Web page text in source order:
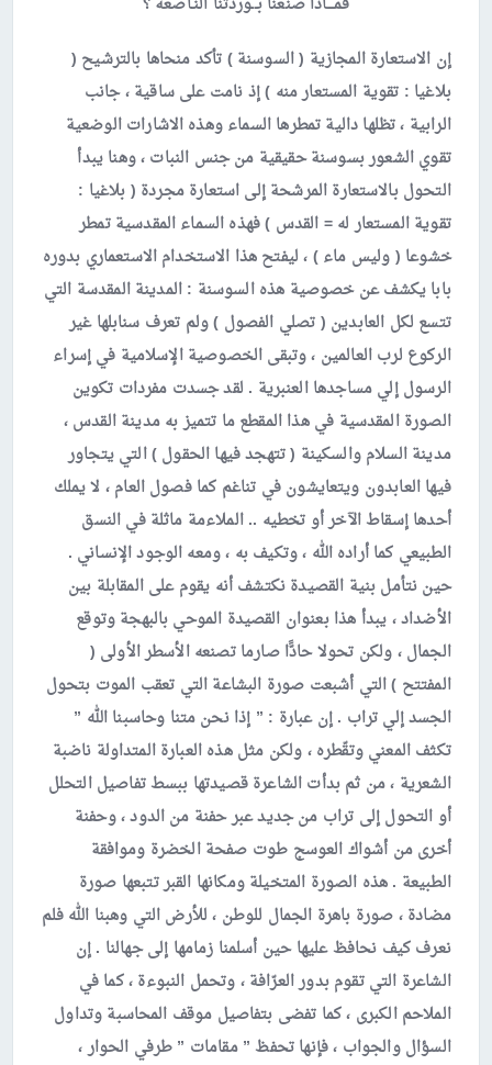
إن الاستعارة المجازية ( السوسنة ) تأكد منحاها بالترشيح (
بلاغيا : تقوية المستعار منه ) إذ نامت على ساقية ، جانب
الرابية ، تظلها دالية تمطرها السماء وهذه الاشارات الوضعية
تقوي الشعور بسوسنة حقيقية من جنس النبات ، وهنا يبدأ
التحول بالاستعارة المرشحة إلى استعارة مجردة ( بلاغيا :
تقوية المستعار له = القدس ) فهذه السماء المقدسية تمطر
خشوعا ( وليس ماء ) ، ليفتح هذا الاستخدام الاستعماري بدوره
بابا يكشف عن خصوصية هذه السوسنة : المدينة المقدسة التي
تتسع لكل العابدين ( تصلي الفصول ) ولم تعرف سنابلها غير
الركوع لرب العالمين ، وتبقى الخصوصية الإسلامية في إسراء
الرسول إلي مساجدها العنبرية . لقد جسدت مفردات تكوين
الصورة المقدسية في هذا المقطع ما تتميز به مدينة القدس ،
مدينة السلام والسكينة ( تتهجد فيها الحقول ) التي يتجاور
فيها العابدون ويتعايشون في تناغم كما فصول العام ، لا يملك
أحدها إسقاط الآخر أو تخطيه .. الملاءمة ماثلة في النسق
الطبيعي كما أراده الله ، وتكيف به ، ومعه الوجود الإنساني .
حين نتأمل بنية القصيدة نكتشف أنه يقوم على المقابلة بين
الأضداد ، يبدأ هذا بعنوان القصيدة الموحي بالبهجة وتوقع
الجمال ، ولكن تحولا حادًّا صارما تصنعه الأسطر الأولى (
المفتتح ) التي أشبعت صورة البشاعة التي تعقب الموت بتحول
الجسد إلي تراب . إن عبارة : ” إذا نحن متنا وحاسبنا الله ”
تكثف المعني وتقّطره ، ولكن مثل هذه العبارة المتداولة ناضبة
الشعرية ، من ثم بدأت الشاعرة قصيدتها ببسط تفاصيل التحلل
أو التحول إلى تراب من جديد عبر حفنة من الدود ، وحفنة
أخرى من أشواك العوسج طوت صفحة الخضرة وموافقة
الطبيعة . هذه الصورة المتخيلة ومكانها القبر تتبعها صورة
مضادة ، صورة باهرة الجمال للوطن ، للأرض التي وهبنا الله فلم
نعرف كيف نحافظ عليها حين أسلمنا زمامها إلى جهالنا . إن
الشاعرة التي تقوم بدور العرّافة ، وتحمل النبوءة ، كما في
الملاحم الكبرى ، كما تفضى بتفاصيل موقف المحاسبة وتداول
السؤال والجواب ، فإنها تحفظ ” مقامات ” طرفي الحوار ،